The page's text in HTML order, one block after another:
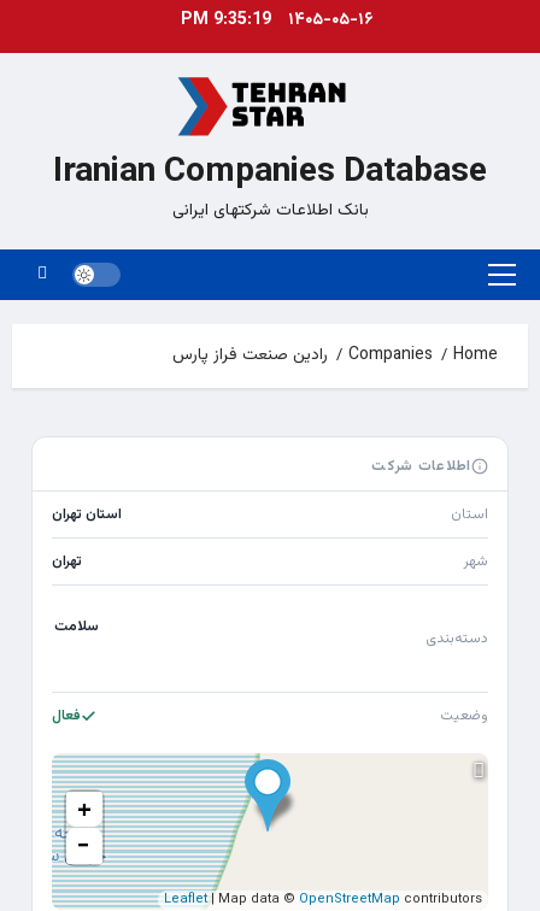
۱۴۰۵-۰۵-۱۶ 9:35:19 PM
Iranian Companies Database
بانک اطلاعات شرکتهای ایرانی
Primary
Home
Companies رادین صنعت فراز پارس
اطلاعات شرکت
استان استان تهران
شهر تهران
دسته‌بندی
سلامت
وضعیت فعال
+
−
Leaflet| Map data © OpenStreetMap contributors